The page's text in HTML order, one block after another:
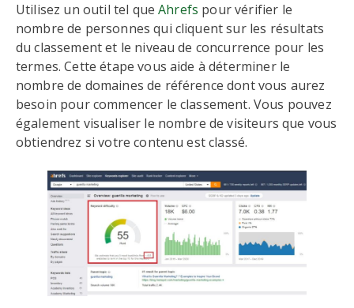
Utilisez un outil tel que Ahrefs pour vérifier le
nombre de personnes qui cliquent sur les résultats
du classement et le niveau de concurrence pour les
termes. Cette étape vous aide à déterminer le
nombre de domaines de référence dont vous aurez
besoin pour commencer le classement. Vous pouvez
également visualiser le nombre de visiteurs que vous
obtiendrez si votre contenu est classé.